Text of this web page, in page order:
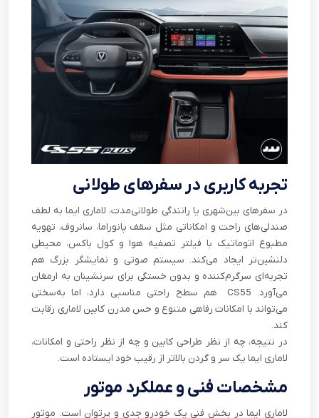
تجربه کاربری در سفرهای طولانی
در سفرهای بین‌شهری یا رانندگی طولانی‌مدت، لاماری ایما به لطف
صندلی‌های راحت و امکاناتی مثل سقف پانوراما، سانروف، تهویه
مطبوع اتوماتیک با فیلتر تصفیه هوا و کول باکس، محیطی
دلنشین‌تر ایجاد می‌کند. سیستم صوتی و نمایشگر بزرگ هم
تجربه‌ای سرگرم‌کننده و بدون خستگی برای سرنشینان به ارمغان
می‌آورد. CS55 هم سطح راحتی مناسبی دارد، اما به‌سختی
می‌تواند با امکانات رفاهی متنوع و حس مدرن کابین لاماری رقابت
کند.
در نتیجه، چه از نظر طراحی کابین و چه از نظر راحتی و امکانات،
لاماری ایما یک سر و گردن بالاتر از رقیب خود ایستاده است.
مشخصات فنی و عملکرد موتور
لاماری ایما در بخش فنی یک خودرو جدی و پرتوان است. موتور